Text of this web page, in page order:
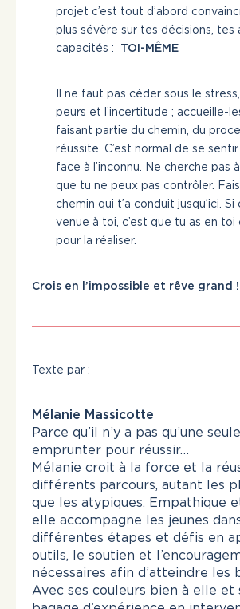
projet c’est tout d’abord
plus sévère sur tes décisions, tes
capacités : TOI-MÊME
Il ne faut pas céder sous le
peurs et l’incertitude ; accueille-
faisant partie du chemin, du
réussite. C’est normal de se
face à l’inconnu. Ne cherche pas
que tu ne peux pas contrôler.
chemin qui t’a conduit jusqu’ici.
venue à toi, c’est que tu as en toi
pour la réaliser.
Crois en l’impossible et rêve grand !
Texte par :
Mélanie Massicotte
Parce qu’il n’y a pas qu’une
emprunter pour réussir…
Mélanie croit à la force et la
différents parcours, autant les
que les atypiques. Empathique
elle accompagne les jeunes
différentes étapes et défis en
outils, le soutien et
nécessaires afin d’atteindre les
Avec ses couleurs bien à elle et